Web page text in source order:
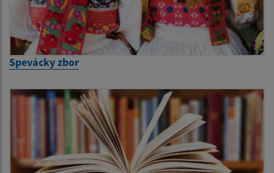
Spevácky zbor